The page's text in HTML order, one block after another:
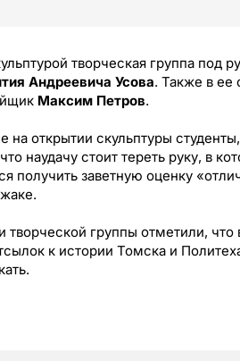
творческая группа под
Андреевича Усова. Также в ее
Максим Петров.
на открытии скульптуры
наудачу стоит тереть руку, в
получить заветную оценку
творческой группы отметили,
к истории Томска и